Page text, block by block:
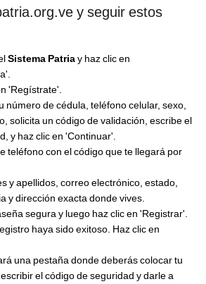
y seguir estos
Sistema Patriay haz clic en
'Regístrate'.
número de cédula, teléfono celular, sexo,
solicita un código de validación, escribe el
y haz clic en 'Continuar'.
teléfono con el código que te llegará por
y apellidos, correo electrónico, estado,
y dirección exacta donde vives.
segura y luego haz clic en 'Registrar'.
haya sido exitoso. Haz clic en
una pestaña donde deberás colocar tu
el código de seguridad y darle a